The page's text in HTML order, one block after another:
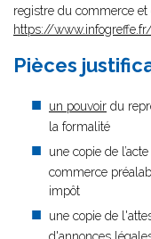
registre du commerce
https://
Pièces
un pouvoir du
la formalité
une copie de
commerce
impôt
une copie de